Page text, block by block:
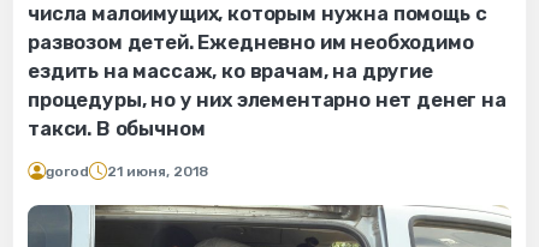
числа малоимущих, которым нужна помощь с
развозом детей. Ежедневно им необходимо
ездить на массаж, ко врачам, на другие
процедуры, но у них элементарно нет денег на
такси. В обычном
gorod 21 июня, 2018